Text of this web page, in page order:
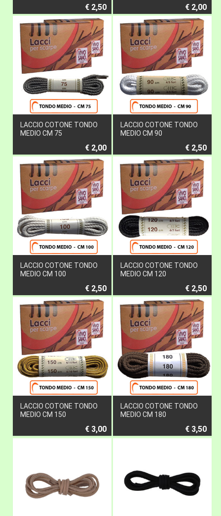
€ 2,50 € 2,00
LACCIO COTONE TONDO
MEDIO CM 75
€ 2,00
LACCIO COTONE TONDO
MEDIO CM 90
€ 2,50
LACCIO COTONE TONDO
MEDIO CM 100
€ 2,50
LACCIO COTONE TONDO
MEDIO CM 120
€ 2,50
LACCIO COTONE TONDO
MEDIO CM 150
€ 3,00
LACCIO COTONE TONDO
MEDIO CM 180
€ 3,50